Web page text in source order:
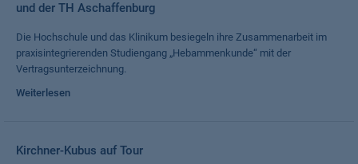
und der TH Aschaffenburg
Die Hochschule und das Klinikum besiegeln ihre Zusammenarbeit im
praxisintegrierenden Studiengang „Hebammenkunde“ mit der
Vertragsunterzeichnung.
Weiterlesen
Kirchner-Kubus auf Tour